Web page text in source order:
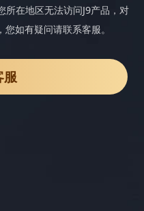
所在地区无法访问J9产品，对
如有疑问请联系客服。
服